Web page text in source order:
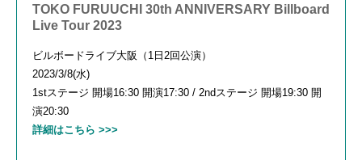
TOKO FURUUCHI 30th ANNIVERSARY Billboard
Live Tour 2023
ビルボードライブ大阪（1日2回公演）
2023/3/8(水)
1stステージ 開場16:30 開演17:30 / 2ndステージ 開場19:30 開
演20:30
詳細はこちら >>>